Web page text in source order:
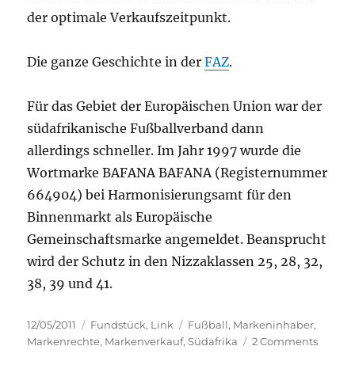
der optimale Verkaufszeitpunkt.
Die ganze Geschichte in derFAZ.
Für das Gebiet der Europäischen Union war der
südafrikanische Fußballverband dann
allerdings schneller. Im Jahr 1997 wurde die
Wortmarke BAFANA BAFANA (Registernummer
664904) bei Harmonisierungsamt für den
Binnenmarkt als Europäische
Gemeinschaftsmarke angemeldet. Beansprucht
wird der Schutz in den Nizzaklassen 25, 28, 32,
38, 39 und 41.
Posted
on
12/05/2011 Categories
Fundstück, Link Tags
Fußball, Markeninhaber,
Markenrechte, Markenverkauf,Südafrika 2 Commentson